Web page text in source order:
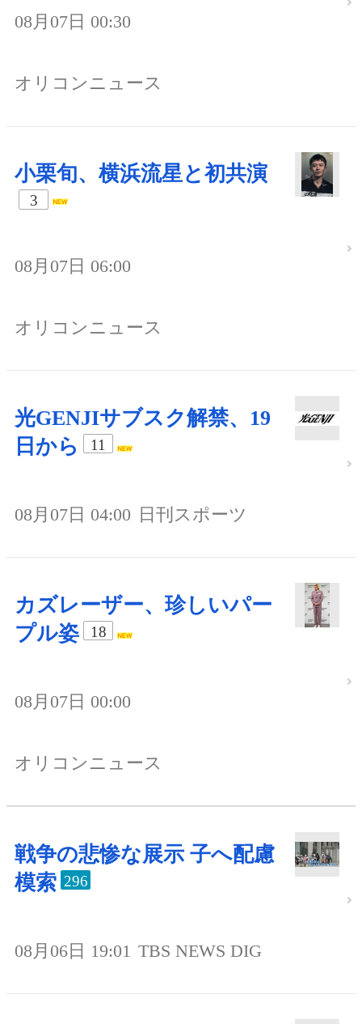
08月07日 00:30
オリコンニュース
小栗旬、横浜流星と初共演
3
08月07日 06:00
オリコンニュース
光GENJIサブスク解禁、19
日から
11
08月07日 04:00 日刊スポーツ
カズレーザー、珍しいパー
プル姿
18
08月07日 00:00
オリコンニュース
戦争の悲惨な展示 子へ配慮
模索 296
08月06日 19:01 TBS NEWS DIG